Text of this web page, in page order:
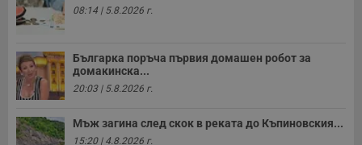
08:14 | 5.8.2026 г.
Българка поръча първия домашен робот за
домакинска...
20:03 | 5.8.2026 г.
Мъж загина след скок в реката до Къпиновския...
15:20 | 4.8.2026 г.